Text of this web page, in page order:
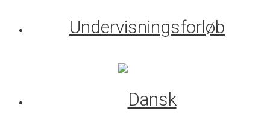
Undervisningsforløb